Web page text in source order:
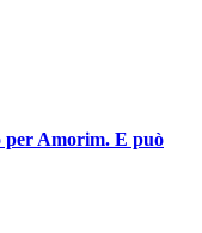
Amorim. E può